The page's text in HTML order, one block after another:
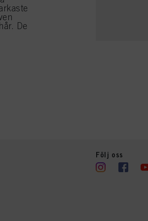
De
Följ oss